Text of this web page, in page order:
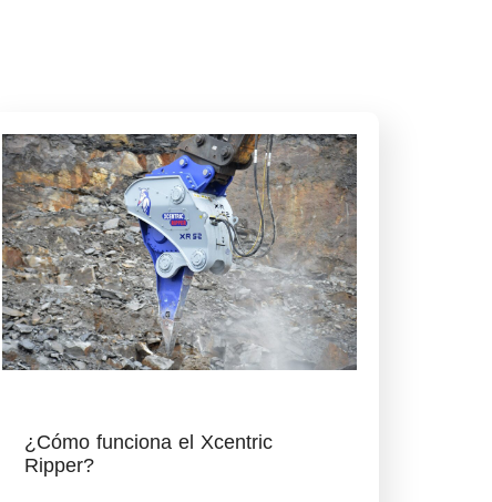
¿Cómo funciona el Xcentric
Ripper?